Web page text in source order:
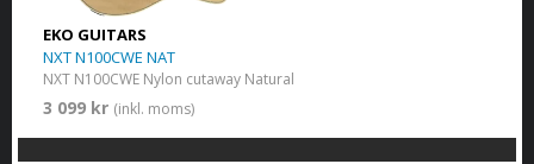
EKO GUITARS
NXT N100CWE NAT
NXT N100CWE Nylon cutaway Natural
3 099 kr (inkl. moms)